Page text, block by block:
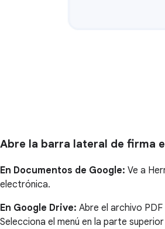
Abre la barra lateral de firma
En Documentos de Google: Ve a
electrónica.
En Google Drive: Abre el archivo
Selecciona el menú en la parte